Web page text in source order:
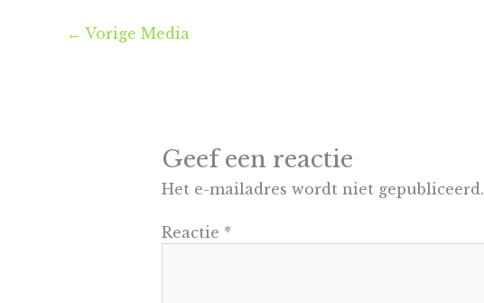
← Vorige Media
Geef een reactie
Het e-mailadres wordt niet gepubliceerd.
Reactie *